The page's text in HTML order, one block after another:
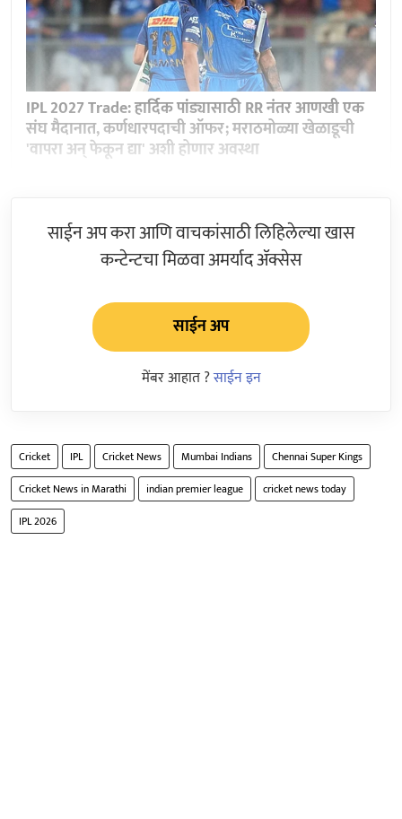
IPL 2027 Trade: हार्दिक पांड्यासाठी RR नंतर आणखी एक
संघ मैदानात, कर्णधारपदाची ऑफर; मराठमोळ्या खेळाडूची
'वापरा अन् फेकून द्या' अशी होणार अवस्था
साईन अप करा आणि वाचकांसाठी लिहिलेल्या खास
कन्टेन्टचा मिळवा अमर्याद ॲक्सेस
साईन अप
मेंबर आहात ?साईन इन
Cricket IPL Cricket News Mumbai Indians
Chennai Super Kings
Cricket News in Marathi
indian premier league
cricket news today
IPL 2026